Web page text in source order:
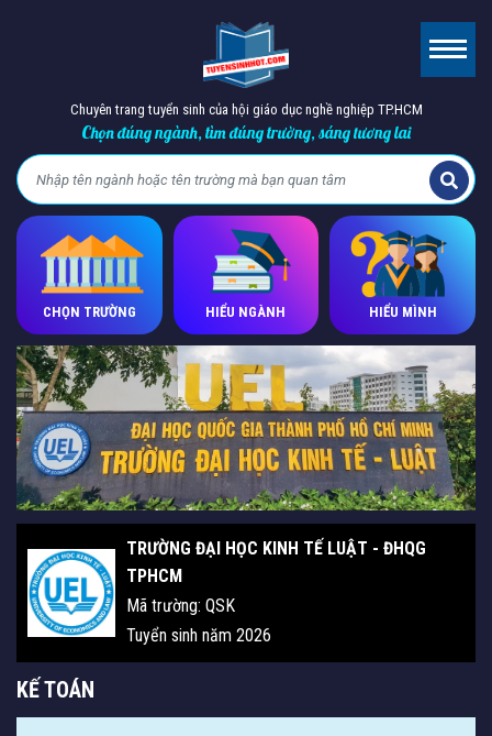
Chuyên trang tuyển sinh của hội giáo dục nghề nghiệp TP.HCM
Chọn đúng ngành, tìm đúng trường, sáng tương lai
HIỂU MÌNH
HIỂU NGÀNH
CHỌN TRƯỜNG
TRƯỜNG ĐẠI HỌC KINH TẾ LUẬT - ĐHQG
TPHCM
Mã trường: QSK
Tuyển sinh năm 2026
KẾ TOÁN